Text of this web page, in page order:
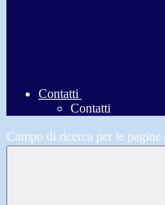
Contatti
Contatti
Campo di ricerca per le pagine